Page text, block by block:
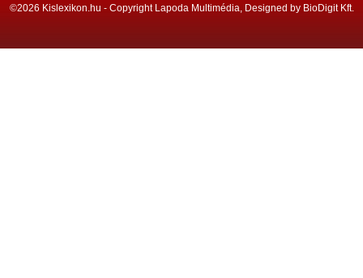
©2026 Kislexikon.hu - Copyright Lapoda Multimédia, Designed by BioDigit Kft.